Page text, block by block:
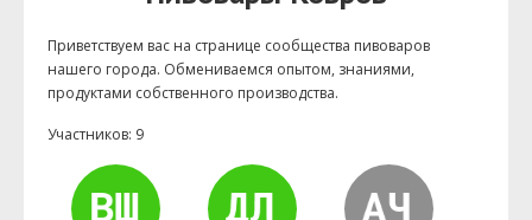
Приветствуем ваc на странице сообщества пивоваров
нашего города. Обмениваемся опытом, знаниями,
продуктами собственного производства.
Участников: 9